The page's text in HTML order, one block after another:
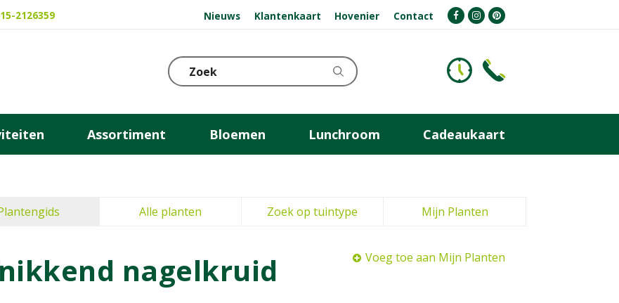
2126359 Nieuws Klantenkaart Hovenier Contact
Assortiment Bloemen Lunchroom Cadeaukaart
Alle planten Zoek op tuintype Mijn Planten
nagelkruid Voeg toe aan Mijn Planten